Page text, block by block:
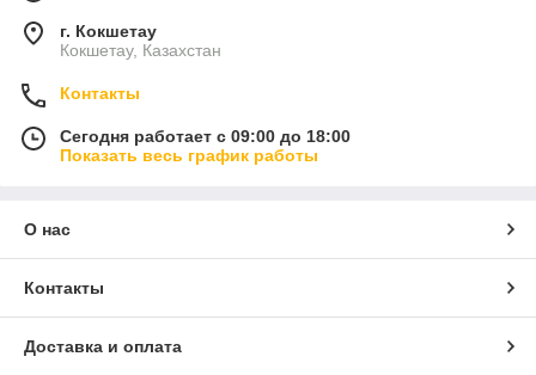
г. Кокшетау
Кокшетау, Казахстан
Контакты
Сегодня работает с 09:00 до 18:00
Показать весь график работы
О нас
Контакты
Доставка и оплата